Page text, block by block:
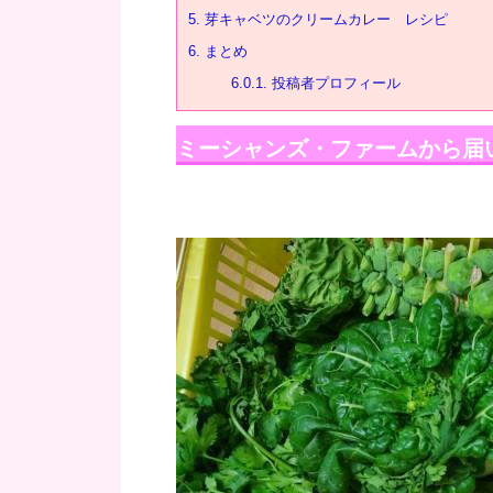
5. 芽キャベツのクリームカレー レシピ
6. まとめ
6.0.1. 投稿者プロフィール
ミーシャンズ・ファームから届